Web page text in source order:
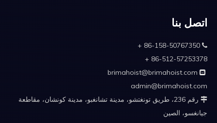
اتصل بنا

86-158-50767350 +
86-512-57253378 +

brimahoist@brimahoist.com
admin@brimahoist.com

رقم 236، طريق تونغتشو، مدينة تشانغبو، مدينة كونشان، مقاطعة
جيانغسو، الصين